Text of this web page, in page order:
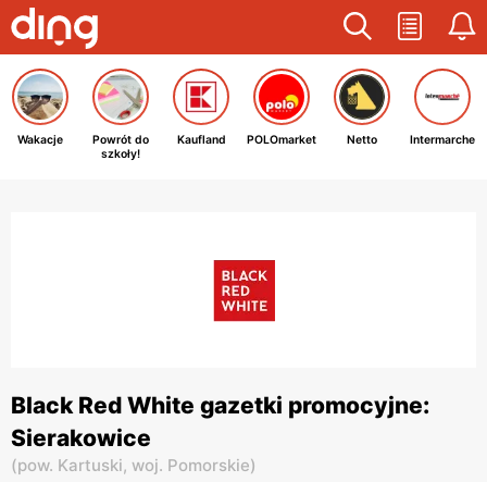
Wakacje
Powrót do
szkoły!
Kaufland POLOmarket Netto Intermarche
Black Red White gazetki promocyjne:
Sierakowice
(pow. Kartuski, woj. Pomorskie)